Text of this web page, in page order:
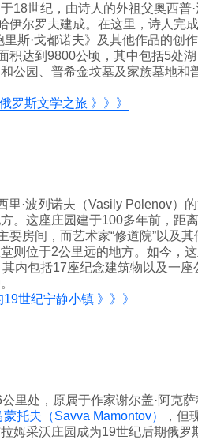
18世纪，由诗人的外祖父奥西普·
伊尔罗夫建成。在这里，诗人完
斯·戈都诺夫》及其他作品的创作
积达到9800公顷，其中包括5处湖
公园、普希金坟墓及家族墓地和
罗斯文学之旅 》》》
里·波列诺夫（Vasily Polenov）
。这座庄园建于100多年前，距
房间，而艺术家“修道院”以及其
则位于2公里远的地方。如今，这
内包括17座纪念建筑物以及一座
世纪宁静小镇 》》》
里处，原属于作家谢尔盖·阿克萨
蒙托夫（Savva Mamontov）
，但
姆采沃庄园成为19世纪后期俄罗